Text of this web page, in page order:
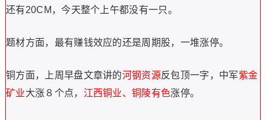
还有20CM，今天整个上午都没有一只。
题材方面，最有赚钱效应的还是周期股，一堆涨停。
铜方面，上周早盘文章讲的河钢资源反包顶一字，中军紫金
矿业大涨８个点， 江西铜业、铜陵有色涨停。